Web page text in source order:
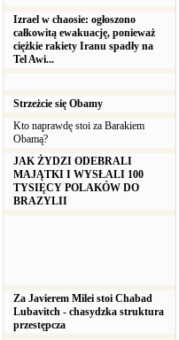
Izrael w chaosie: ogłoszono
całkowitą ewakuację, ponieważ
ciężkie rakiety Iranu spadły na
Tel Awi...
Strzeżcie się Obamy
Kto naprawdę stoi za Barakiem
Obamą?
JAK ŻYDZI ODEBRALI
MAJĄTKI I WYSŁALI 100
TYSIĘCY POLAKÓW DO
BRAZYLII
Za Javierem Milei stoi Chabad
Lubavitch - chasydzka struktura
przestępcza